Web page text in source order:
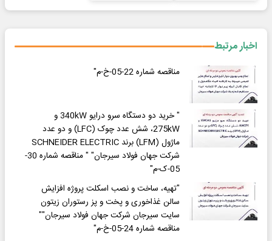
اخبار مرتبط
مناقصه شماره 22-05-خ-م"
" خرید دو دستگاه سرو درایو 340kW و
275kW، شش عدد چوک (LFC) و دو عدد
ماژول (LFM) برند SCHNEIDER ELECTRIC
شرکت جهان فولاد سیرجان" " مناقصه شماره 30-
05-ک-م"
"تهیه، ساخت و نصب اسکلت پروژه افزایش
سالن غذاخوری و پخت و پز رستوران زیتون
سایت سیرجان شرکت جهان فولاد سیرجان""
مناقصه شماره 24-05-خ-م"